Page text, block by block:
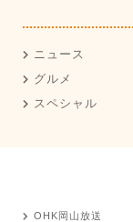
ニュース
グルメ
スペシャル
OHK岡山放送